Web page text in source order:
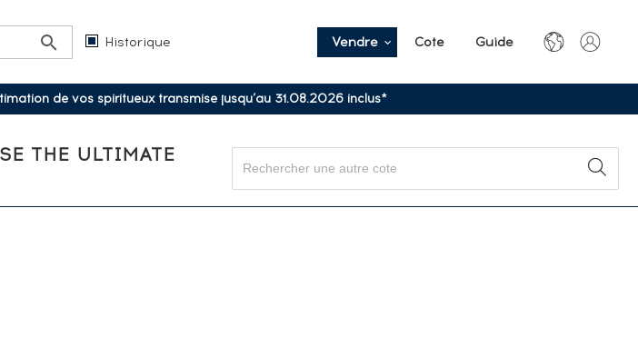
Historique Vendre Cote Guide
de vos spiritueux transmise jusqu’au 31.08.2026 inclus*
THE ULTIMATE